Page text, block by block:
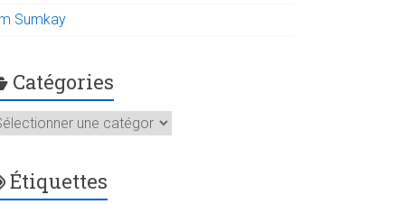
Sumkay
Catégories
Étiquettes